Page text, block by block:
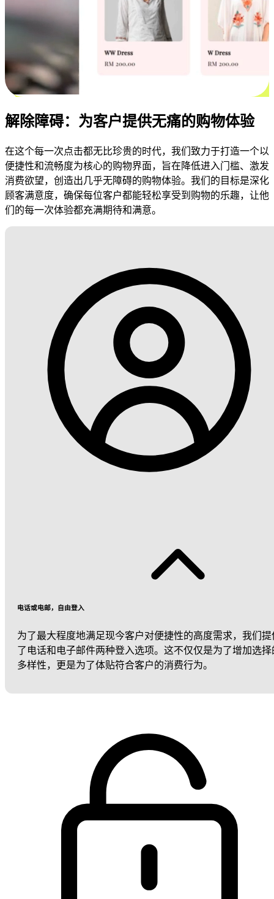
解除障碍：为客户提供无痛的购物体验
在这个每一次点击都无比珍贵的时代，我们致力于打造一个以
便捷性和流畅度为核心的购物界面，旨在降低进入门槛、激发
消费欲望，创造出几乎无障碍的购物体验。我们的目标是深化
顾客满意度，确保每位客户都能轻松享受到购物的乐趣，让他
们的每一次体验都充满期待和满意。
电话或电邮，自由登入
为了最大程度地满足现今客户对便捷性的高度需求，我们提
了电话和电子邮件两种登入选项。这不仅仅是为了增加选择
多样性，更是为了体贴符合客户的消费行为。